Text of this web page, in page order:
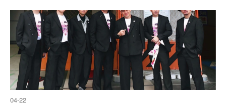
04-22